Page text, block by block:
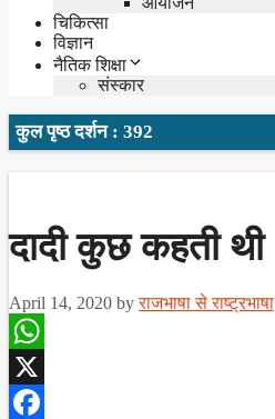
चिकित्सा
विज्ञान
नैतिक शिक्षा
संस्कार
कुल पृष्ठ दर्शन : 392
दादी कुछ कहती थी
April 14, 2020 byराजभाषा से राष्ट्रभाषा
WhatsApp
X